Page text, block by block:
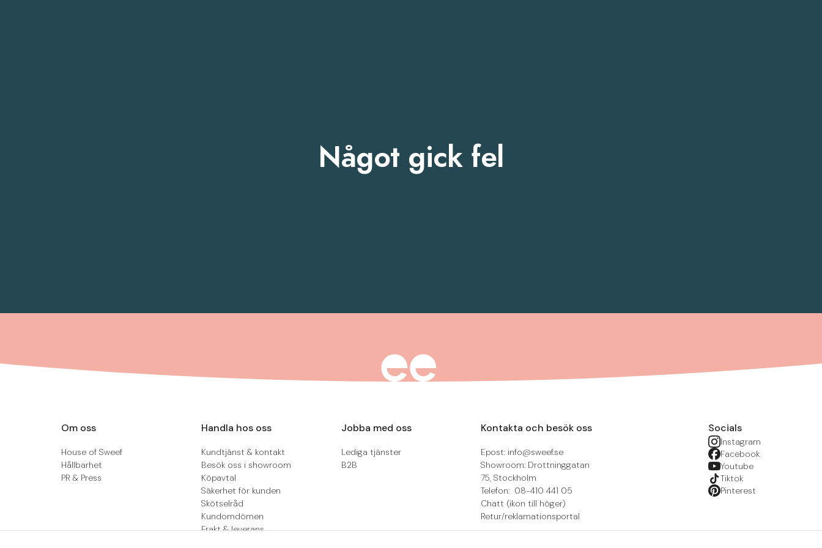
Något gick fel
Om oss
House of Sweef
Hållbarhet
PR & Press
Handla hos oss
Kundtjänst & kontakt
Besök oss i showroom
Köpavtal
Säkerhet för kunden
Skötselråd
Kundomdömen
Frakt & leverans
Jobba med oss
Lediga tjänster
B2B
Kontakta och besök oss
Epost: info@sweef.se
Showroom: Drottninggatan
75, Stockholm
Telefon: 08-410 441 05
Chatt (ikon till höger)
Retur/reklamationsportal
Socials
Instagram
Facebook
Youtube
Tiktok
Pinterest